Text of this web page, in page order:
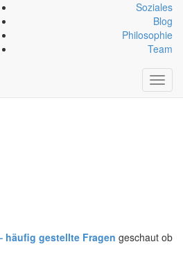
Soziales
Blog
Philosophie
Team
häufig gestellte Fragen geschaut ob